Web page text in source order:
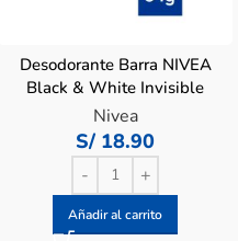
Desodorante Barra NIVEA
Black & White Invisible
Clear – Barra 54 G
Nivea
S/ 18.90
Añadir al carrito